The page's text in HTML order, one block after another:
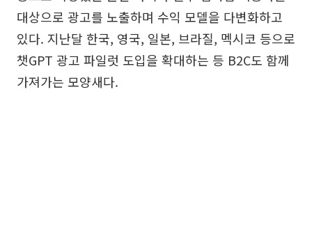
대상으로 광고를 노출하며 수익 모델을 다변화하고
있다. 지난달 한국, 영국, 일본, 브라질, 멕시코 등으로
챗GPT 광고 파일럿 도입을 확대하는 등 B2C도 함께
가져가는 모양새다.